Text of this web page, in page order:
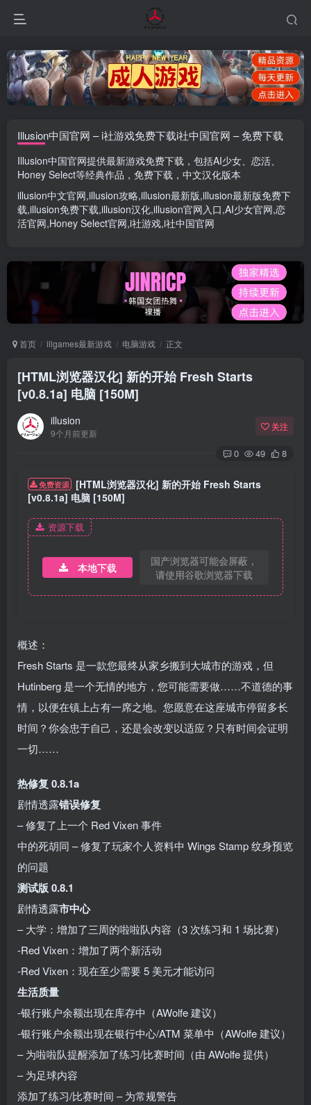
Illusion中国官网 – i社游戏免费下载i社中国官网 – 免费下载
Illusion中国官网提供最新游戏免费下载，包括AI少女、 恋活、
Honey Select等经典作品，免费下载，中文汉化版本
illusion中文官网,illusion攻略,illusion最新版,illusion最新版免费下
载,illusion免费下载,illusion汉化,illusion官网入口,AI少女官网,恋
活官网,Honey Select官网,i社游戏,i社中国官网
首页 illgames最新游戏 电脑游戏 正文
[HTML浏览器汉化] 新的开始 Fresh Starts
[v0.8.1a] 电脑 [150M]
illusion
9个月前更新
关注
0 49 8
免费资源
[HTML浏览器汉化] 新的开始 Fresh Starts
[v0.8.1a] 电脑 [150M]
资源下载
本地下载
国产浏览器可能会屏蔽，
请使用谷歌浏览器下载
概述：
Fresh Starts 是一款您最终从家乡搬到大城市的游戏，但
Hutinberg 是一个无情的地方，您可能需要做……不道德的事
情，以便在镇上占有一席之地。您愿意在这座城市停留多长
时间？你会忠于自己，还是会改变以适应？只有时间会证明
一切……
热修复 0.8.1a
剧情透露错误修复
– 修复了上一个 Red Vixen 事件
中的死胡同 – 修复了玩家个人资料中 Wings Stamp 纹身预览
的问题
测试版 0.8.1
剧情透露市中心
– 大学：增加了三周的啦啦队内容（3 次练习和 1 场比赛）
-Red Vixen：增加了两个新活动
-Red Vixen：现在至少需要 5 美元才能访问
生活质量
-银行账户余额出现在库存中（AWolfe 建议）
-银行账户余额出现在银行中心/ATM 菜单中（AWolfe 建议）
– 为啦啦队提醒添加了练习/比赛时间（由 AWolfe 提供）
– 为足球内容
添加了练习/比赛时间 – 为常规警告